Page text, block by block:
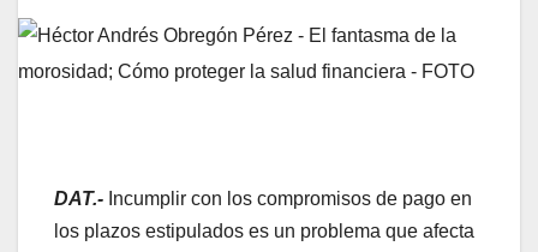
DAT.- Incumplir con los compromisos de pago en
los plazos estipulados es un problema que afecta